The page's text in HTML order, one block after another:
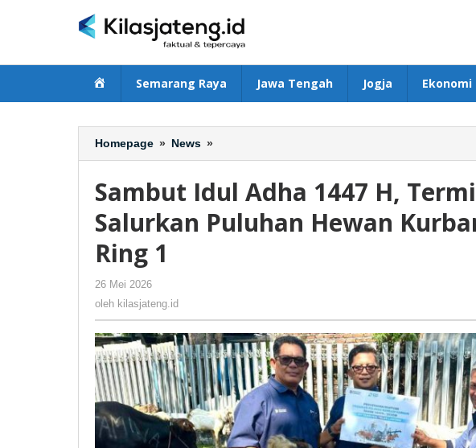
BerandaSemarang Raya Jawa Tengah Jogja Ekonomi
Homepage » News »
Idul
1447
Terminal
untuk
Masyarakat
Ring
1
Sambut Idul Adha 1447 H,
Salurkan Puluhan Hewan
Ring 1
26 Mei 2026
kilasjateng.id
oleh kilasjateng.id